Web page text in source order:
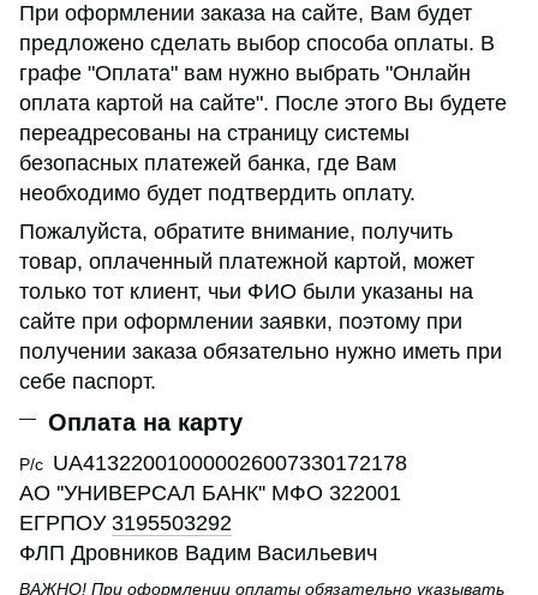
При оформлении заказа на сайте, Вам будет
предложено сделать выбор способа оплаты. В
графе "Оплата" вам нужно выбрать "Онлайн
оплата картой на сайте". После этого Вы будете
переадресованы на страницу системы
безопасных платежей банка, где Вам
необходимо будет подтвердить оплату.
Пожалуйста, обратите внимание, получить
товар, оплаченный платежной картой, может
только тот клиент, чьи ФИО были указаны на
сайте при оформлении заявки, поэтому при
получении заказа обязательно нужно иметь при
себе паспорт.
Оплата на карту
Р/с UA413220010000026007330172178
АО ''УНИВЕРСАЛ БАНК'' МФО 322001
ЕГРПОУ 3195503292
ФЛП Дровников Вадим Васильевич
ВАЖНО! При оформлении оплаты обязательно указывать